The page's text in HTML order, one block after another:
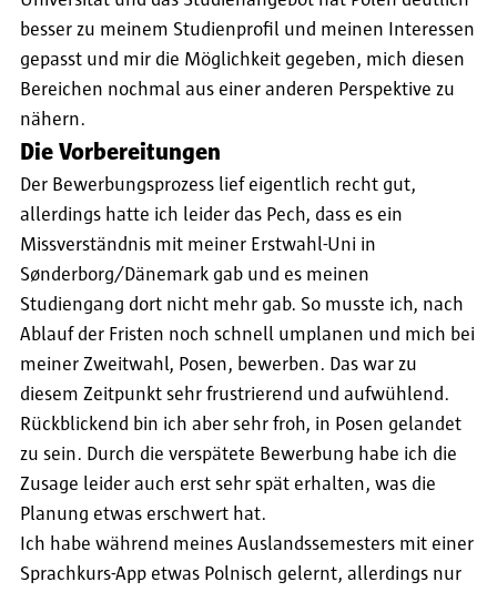
besser zu meinem Studienprofil und meinen Interessen
gepasst und mir die Möglichkeit gegeben, mich diesen
Bereichen nochmal aus einer anderen Perspektive zu
nähern.
Die Vorbereitungen
Der Bewerbungsprozess lief eigentlich recht gut,
allerdings hatte ich leider das Pech, dass es ein
Missverständnis mit meiner Erstwahl-Uni in
Sønderborg/Dänemark gab und es meinen
Studiengang dort nicht mehr gab. So musste ich, nach
Ablauf der Fristen noch schnell umplanen und mich bei
meiner Zweitwahl, Posen, bewerben. Das war zu
diesem Zeitpunkt sehr frustrierend und aufwühlend.
Rückblickend bin ich aber sehr froh, in Posen gelandet
zu sein. Durch die verspätete Bewerbung habe ich die
Zusage leider auch erst sehr spät erhalten, was die
Planung etwas erschwert hat.
Ich habe während meines Auslandssemesters mit einer
Sprachkurs-App etwas Polnisch gelernt, allerdings nur